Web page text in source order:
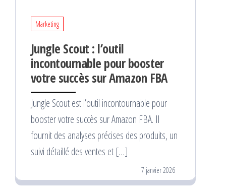
Marketing
Jungle Scout : l’outil
incontournable pour booster
votre succès sur Amazon FBA
Jungle Scout est l’outil incontournable pour
booster votre succès sur Amazon FBA. Il
fournit des analyses précises des produits, un
suivi détaillé des ventes et […]
7 janvier 2026